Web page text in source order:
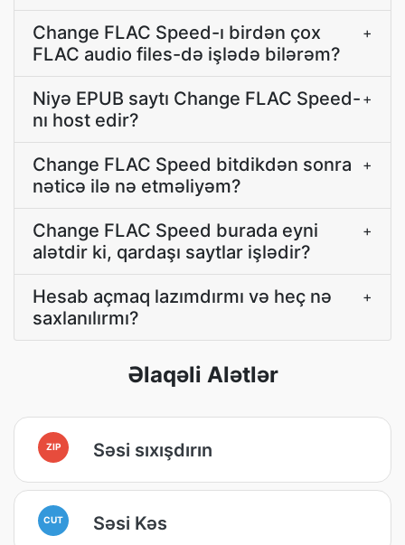
Change FLAC Speed-ı birdən çox
FLAC audio files-də işlədə bilərəm?
+
Niyə EPUB saytı Change FLAC Speed-
nı host edir?
+
Change FLAC Speed bitdikdən sonra
nəticə ilə nə etməliyəm?
+
Change FLAC Speed burada eyni
alətdir ki, qardaşı saytlar işlədir?
+
Hesab açmaq lazımdırmı və heç nə
saxlanılırmı?
+
Əlaqəli Alətlər
ZIP Səsi sıxışdırın
CUT Səsi Kəs